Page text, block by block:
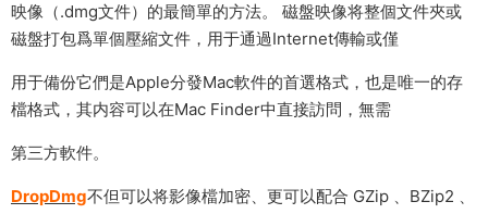
映像（.dmg文件）的最簡單的方法。 磁盤映像将整個文件夾或
磁盤打包爲單個壓縮文件，用于通過Internet傳輸或僅
用于備份它們是Apple分發Mac軟件的首選格式，也是唯一的存
檔格式，其内容可以在Mac Finder中直接訪問，無需
第三方軟件。
DropDmg不但可以将影像檔加密、更可以配合 GZip 、BZip2 、